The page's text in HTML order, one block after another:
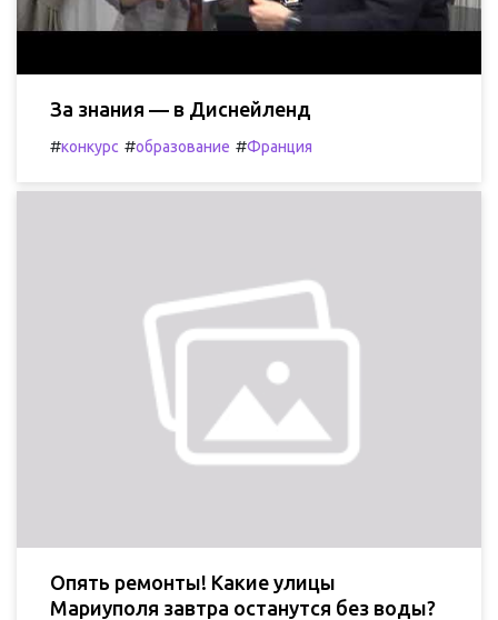
За знания — в Диснейленд
#конкурс #образование #Франция
Опять ремонты! Какие улицы
Мариуполя завтра останутся без воды?